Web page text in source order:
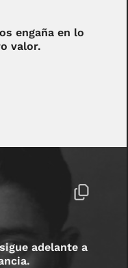
engaña en lo
valor.
adelante a